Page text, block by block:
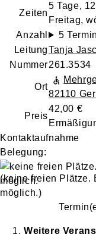
Zeiten
5 Tage,
Freitag,
Anzahl
5
LeitungTanja
Nummer261.3534
Ort
82110
Preis
42,00 €
Kontaktaufnahme
Belegung:
(keine freien Plätze.
möglich.)
Weitere